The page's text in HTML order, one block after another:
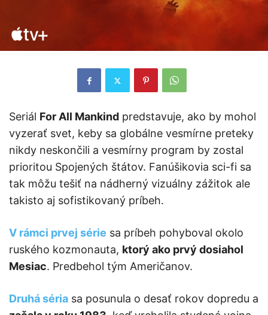
Seriál For All Mankind predstavuje, ako by mohol
vyzerať svet, keby sa globálne vesmírne preteky
nikdy neskončili a vesmírny program by zostal
prioritou Spojených štátov. Fanúšikovia sci-fi sa
tak môžu tešiť na nádherný vizuálny zážitok ale
takisto aj sofistikovaný príbeh.
V rámci prvej série sa príbeh pohyboval okolo
ruského kozmonauta, ktorý ako prvý dosiahol
Mesiac. Predbehol tým Američanov.
Druhá séria sa posunula o desať rokov dopredu a